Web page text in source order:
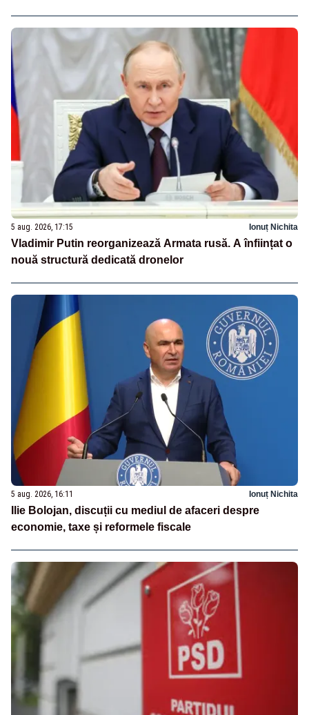
5 aug. 2026, 17:15 Ionuț Nichita
Vladimir Putin reorganizează Armata rusă. A înființat o
nouă structură dedicată dronelor
5 aug. 2026, 16:11 Ionuț Nichita
Ilie Bolojan, discuții cu mediul de afaceri despre
economie, taxe și reformele fiscale